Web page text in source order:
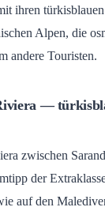
ihren
Alpen, die
andere Touristen.
—
zwischen
der
auf den